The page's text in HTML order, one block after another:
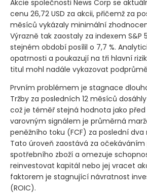
Akcie společnosti News Corp se
cenu 26,72 USD za akcii, přičemž za
měsíců vykázaly minimální
Výrazně tak zaostaly za indexem S&P
stejném období posílil o 7,7 %.
opatrnosti a poukazují na tři hlavní
titul mohl nadále vykazovat
Prvním problémem je stagnace
Tržby za posledních 12 měsíců dosáhly
což je téměř stejná hodnota jako
varovným signálem je průměrná
peněžního toku (FCF) za poslední dva
Tato úroveň zaostává za očekáváním
spotřebního zboží a omezuje
reinvestovat kapitál nebo jej vracet
faktorem je stagnující návratnost
(ROIC).